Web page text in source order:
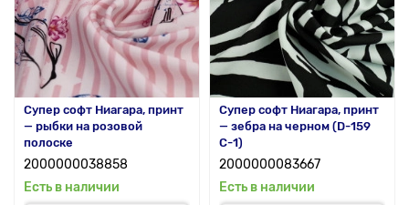
Супер софт Ниагара, принт
— рыбки на розовой
полоске
2000000038858
Есть в наличии
Супер софт Ниагара, принт
— зебра на черном (D-159
C-1)
2000000083667
Есть в наличии